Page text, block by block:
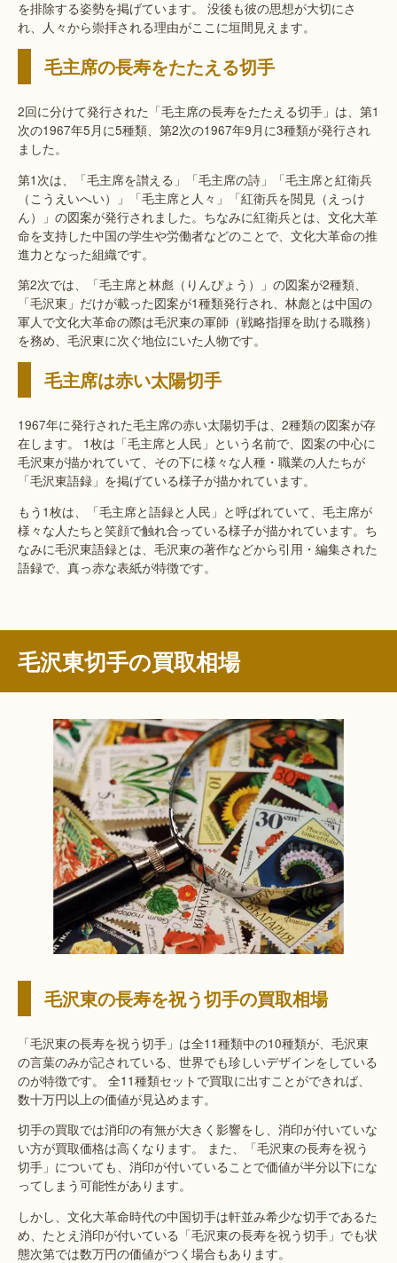
を排除する姿勢を掲げています。 没後も彼の思想が大切にさ
れ、人々から崇拝される理由がここに垣間見えます。
毛主席の長寿をたたえる切手
2回に分けて発行された「毛主席の長寿をたたえる切手」は、第1
次の1967年5月に5種類、第2次の1967年9月に3種類が発行され
ました。
第1次は、「毛主席を讃える」「毛主席の詩」「毛主席と紅衛兵
（こうえいへい）」「毛主席と人々」「紅衛兵を閲見（えっけ
ん）」の図案が発行されました。ちなみに紅衛兵とは、文化大革
命を支持した中国の学生や労働者などのことで、文化大革命の推
進力となった組織です。
第2次では、「毛主席と林彪（りんぴょう）」の図案が2種類、
「毛沢東」だけが載った図案が1種類発行され、林彪とは中国の
軍人で文化大革命の際は毛沢東の軍師（戦略指揮を助ける職務）
を務め、毛沢東に次ぐ地位にいた人物です。
毛主席は赤い太陽切手
1967年に発行された毛主席の赤い太陽切手は、2種類の図案が存
在します。 1枚は「毛主席と人民」という名前で、図案の中心に
毛沢東が描かれていて、その下に様々な人種・職業の人たちが
「毛沢東語録」を掲げている様子が描かれています。
もう1枚は、「毛主席と語録と人民」と呼ばれていて、毛主席が
様々な人たちと笑顔で触れ合っている様子が描かれています。ち
なみに毛沢東語録とは、毛沢東の著作などから引用・編集された
語録で、真っ赤な表紙が特徴です。
毛沢東切手の買取相場
毛沢東の長寿を祝う切手の買取相場
「毛沢東の長寿を祝う切手」は全11種類中の10種類が、毛沢東
の言葉のみが記されている、世界でも珍しいデザインをしている
のが特徴です。 全11種類セットで買取に出すことができれば、
数十万円以上の価値が見込めます。
切手の買取では消印の有無が大きく影響をし、消印が付いていな
い方が買取価格は高くなります。 また、「毛沢東の長寿を祝う
切手」についても、消印が付いていることで価値が半分以下にな
ってしまう可能性があります。
しかし、文化大革命時代の中国切手は軒並み希少な切手であるた
め、たとえ消印が付いている「毛沢東の長寿を祝う切手」でも状
態次第では数万円の価値がつく場合もあります。